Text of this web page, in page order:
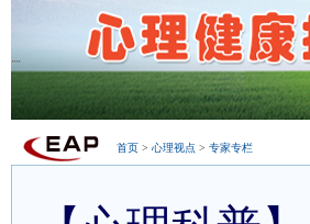
首页 > 心理视点 > 专家专栏